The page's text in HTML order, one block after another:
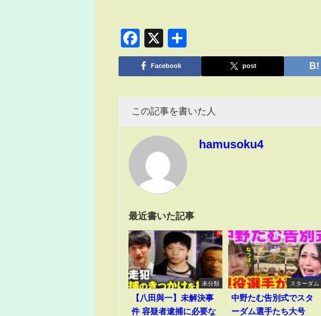
Facebook
X
有
Facebook post
この記事を書いた人
hamusoku4
最近書いた記事
未分類
【八田與一】未解決事
件 容疑者逮捕に必要な
スターダム
中野たむ告別式でスタ
ーダム選手たち大号